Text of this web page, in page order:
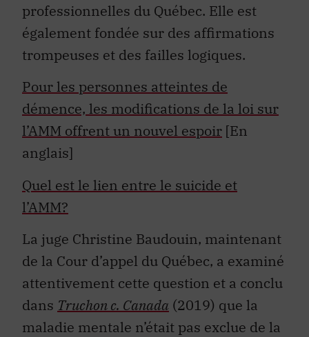
professionnelles du Québec. Elle est
également fondée sur des affirmations
trompeuses et des failles logiques.
Pour les personnes atteintes de
démence, les modifications de la loi sur
l’AMM offrent un nouvel espoir [En
anglais]
Quel est le lien entre le suicide et
l’AMM?
La juge Christine Baudouin, maintenant
de la Cour d’appel du Québec, a examiné
attentivement cette question et a conclu
dans Truchon c. Canada (2019) que la
maladie mentale n’était pas exclue de la